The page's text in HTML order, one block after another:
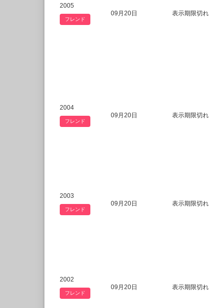
2005
フレンド
09月20日 表示期限切れ
2004
フレンド
09月20日 表示期限切れ
2003
フレンド
09月20日 表示期限切れ
2002
フレンド
09月20日 表示期限切れ